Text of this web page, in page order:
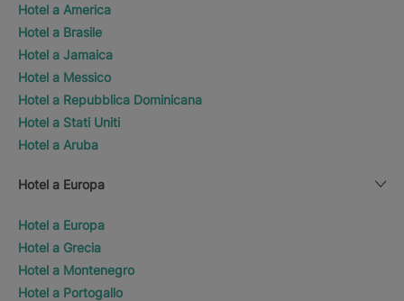
Hotel a America
Hotel a Brasile
Hotel a Jamaica
Hotel a Messico
Hotel a Repubblica Dominicana
Hotel a Stati Uniti
Hotel a Aruba
Hotel a Europa
Hotel a Europa
Hotel a Grecia
Hotel a Montenegro
Hotel a Portogallo